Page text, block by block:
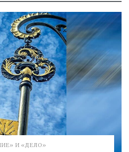
И «ДЕЛО»